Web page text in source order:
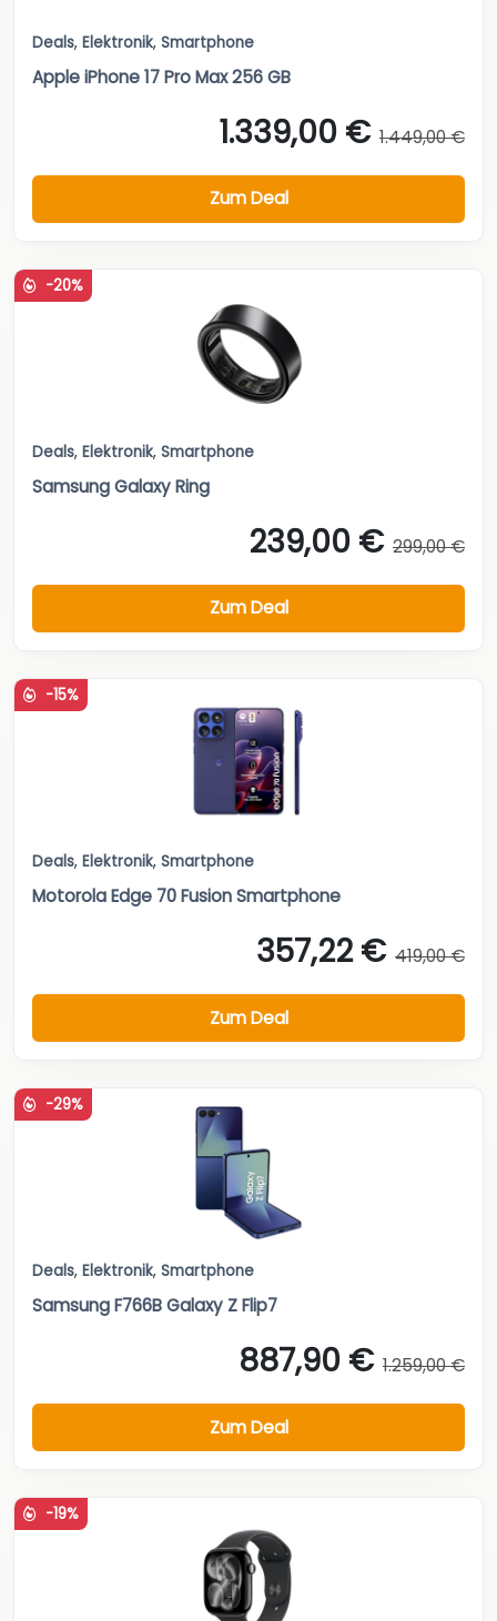
Deals, Elektronik, Smartphone
Apple iPhone 17 Pro Max 256 GB
1.339,00 € 1.449,00 €
Zum Deal
-20%
Deals, Elektronik, Smartphone
Samsung Galaxy Ring
239,00 € 299,00 €
Zum Deal
-15%
Deals, Elektronik, Smartphone
Motorola Edge 70 Fusion Smartphone
357,22 € 419,00 €
Zum Deal
-29%
Deals, Elektronik, Smartphone
Samsung F766B Galaxy Z Flip7
887,90 € 1.259,00 €
Zum Deal
-19%